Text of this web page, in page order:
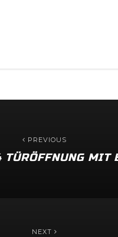
PREVIOUS
MIT
NEXT